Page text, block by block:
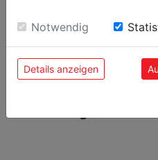
Einwilligung zu unseren
Notwendig
Details anzeigen